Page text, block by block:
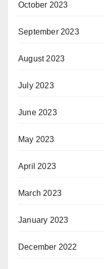
October 2023
September 2023
August 2023
July 2023
June 2023
May 2023
April 2023
March 2023
January 2023
December 2022